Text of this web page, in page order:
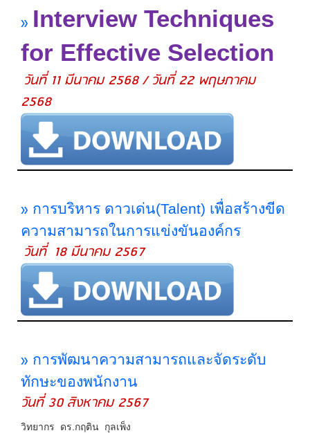
» Interview Techniques
for Effective Selection
วันที่ 11 มีนาคม 2568 / วันที่ 22 พฤษภาคม
2568
» การบริหาร ดาวเด่น(Talent) เพื่อสร้างขีด
ความสามารถในการแข่งขันองค์กร
วันที่ 18 มีนาคม 2567
» การพัฒนาความสามารถและจัดระดับ
ทักษะของพนักงาน
วันที่ 30 สิงหาคม 2567
วิทยากร ดร.กฤติน กุลเพ็ง